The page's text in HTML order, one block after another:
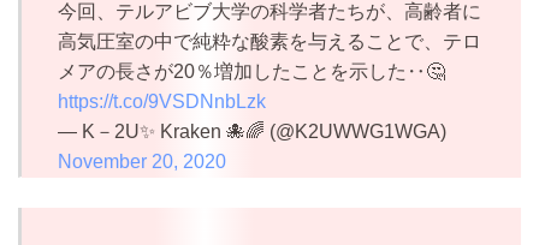
今回、テルアビブ大学の科学者たちが、高齢者に
高気圧室の中で純粋な酸素を与えることで、テロ
メアの長さが20％増加したことを示した‥🤔
https://t.co/9VSDNnbLzk
— K－2U✨ Kraken 🐙🌈 (@K2UWWG1WGA)
November 20, 2020